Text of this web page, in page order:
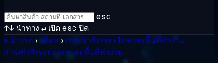
esc
↑↓ นำทาง ↵ เปิดesc ปิด
หน้าแรก ›บล็อก › การเข้าถึงระยะไกลและพื้นที่ทำงาน
การเข้าถึงระยะไกลและพื้นที่ทำงาน